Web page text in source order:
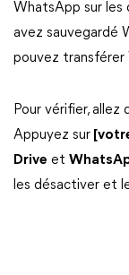
WhatsApp sur les
avez sauvegardé
pouvez transférer
Pour vérifier, allez
Appuyez sur
Drive et
les désactiver et